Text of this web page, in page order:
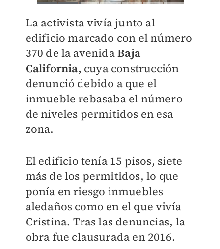
La activista vivía junto al
edificio marcado con el número
370 de la avenidaBaja
California, cuya construcción
denunció debido a que el
inmueble rebasaba el número
de niveles permitidos en esa
zona.
El edificio tenía 15 pisos, siete
más de los permitidos, lo que
ponía en riesgo inmuebles
aledaños como en el que vivía
Cristina. Tras las denuncias, la
obra fue clausurada en 2016.